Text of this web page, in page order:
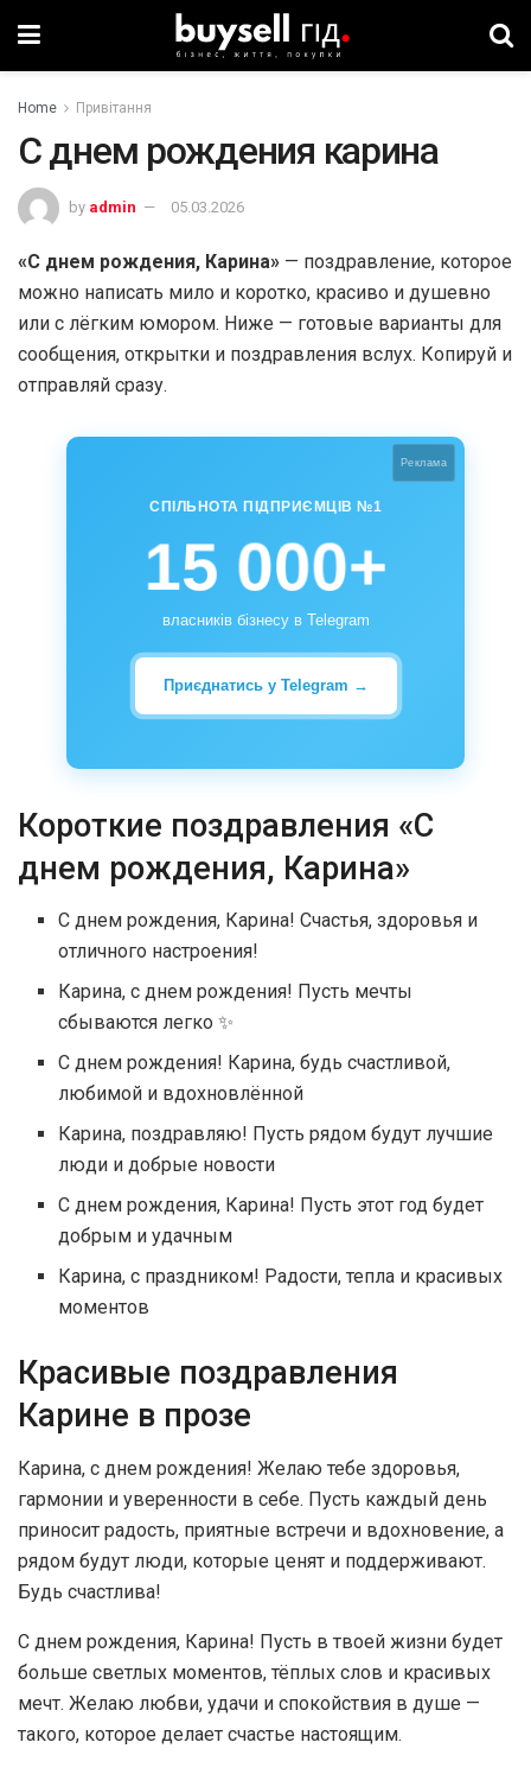
Home Привітання
С днем рождения карина
by admin 05.03.2026
«С днем рождения, Карина» — поздравление, которое
можно написать мило и коротко, красиво и душевно
или с лёгким юмором. Ниже — готовые варианты для
сообщения, открытки и поздравления вслух. Копируй и
отправляй сразу.
Реклама
СПІЛЬНОТА ПІДПРИЄМЦІВ №1
15 000+
власників бізнесу в Telegram
Приєднатись у Telegram →
Короткие поздравления «С
днем рождения, Карина»
С днем рождения, Карина! Счастья, здоровья и
отличного настроения!
Карина, с днем рождения! Пусть мечты
сбываются легко ✨
С днем рождения! Карина, будь счастливой,
любимой и вдохновлённой
Карина, поздравляю! Пусть рядом будут лучшие
люди и добрые новости
С днем рождения, Карина! Пусть этот год будет
добрым и удачным
Карина, с праздником! Радости, тепла и красивых
моментов
Красивые поздравления
Карине в прозе
Карина, с днем рождения! Желаю тебе здоровья,
гармонии и уверенности в себе. Пусть каждый день
приносит радость, приятные встречи и вдохновение, а
рядом будут люди, которые ценят и поддерживают.
Будь счастлива!
С днем рождения, Карина! Пусть в твоей жизни будет
больше светлых моментов, тёплых слов и красивых
мечт. Желаю любви, удачи и спокойствия в душе —
такого, которое делает счастье настоящим.